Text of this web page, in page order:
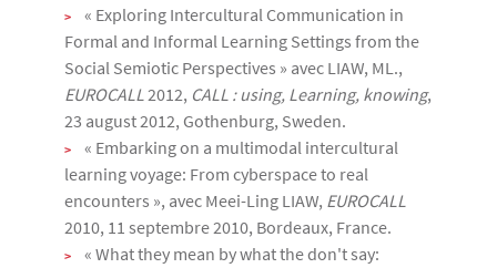
« Exploring Intercultural Communication in
Formal and Informal Learning Settings from the
Social Semiotic Perspectives » avec LIAW, ML.,
EUROCALL2012, CALL : using, Learning, knowing,
23 august 2012, Gothenburg, Sweden.
« Embarking on a multimodal intercultural
learning voyage: From cyberspace to real
encounters », avec Meei-Ling LIAW, EUROCALL
2010, 11 septembre 2010, Bordeaux, France.
« What they mean by what the don't say: